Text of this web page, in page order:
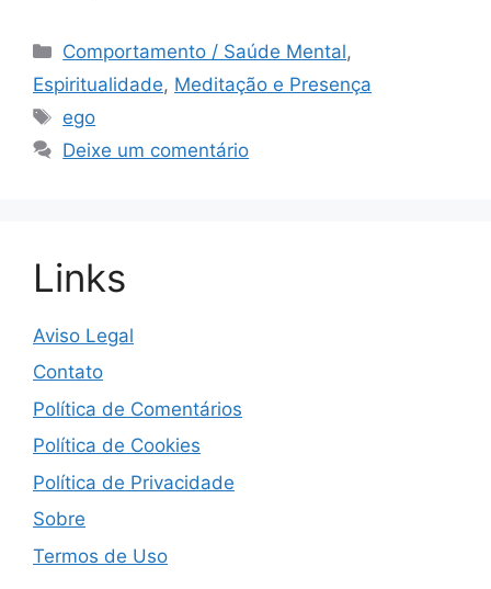
Categorias
Comportamento / Saúde Mental,
Espiritualidade, Meditação e Presença
Tags
ego
Deixe um comentário
Links
Aviso Legal
Contato
Política de Comentários
Política de Cookies
Política de Privacidade
Sobre
Termos de Uso